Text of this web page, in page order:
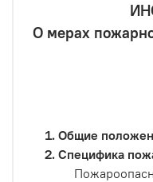
О мерах
Общие
Специфика